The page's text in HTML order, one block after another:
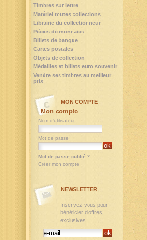
Timbres sur lettre
Matériel toutes collections
Librairie du collectionneur
Pièces de monnaies
Billets de banque
Cartes postales
Objets de collection
Médailles et billets euro souvenir
Vendre ses timbres au meilleur
prix
MON COMPTE
Mon compte
Nom d'utilisateur
Mot de passe
Mot de passe oublié ?
Créer mon compte
NEWSLETTER
Inscrivez-vous pour
bénéficier d'offres
exclusives !